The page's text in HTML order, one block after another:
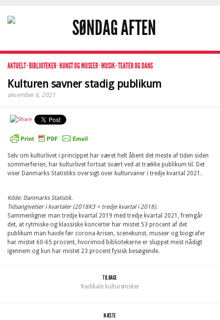
AKTUELT·BIBLIOTEKER·KUNST OG MUSEER·MUSIK·TEATER OG DANS
Kulturen savner stadig publikum
december 6, 2021
Selv om kulturlivet i princippet har været helt åbent det meste af tiden siden
sommerferien, har kulturlivet fortsat svært ved at trække publikum til. Det
viser Danmarks Statistiks oversigt over kulturvaner i tredje kvartal 2021.
Kilde: Danmarks Statistik.
Tidsangivelser i kvartaler (2018K3 = tredje kvartal i 2018).
Sammenligner man tredje kvartal 2019 med tredje kvartal 2021, fremgår
det, at rytmiske og klassiske koncerter har mistet 53 procent af det
publikum man havde før corona-krisen, scenekunst, museer og biografer
har mistet 60-65 procent, hvorimod bibliotekerne er sluppet mest nådigt
igennem og kun har mistet 23 procent fysisk besøgende.
TILBAGE
Radikale kulturønsker
NÆSTE